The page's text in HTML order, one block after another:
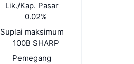
Lik./Kap. Pasar
0.02%
Suplai maksimum
100B SHARP
Pemegang